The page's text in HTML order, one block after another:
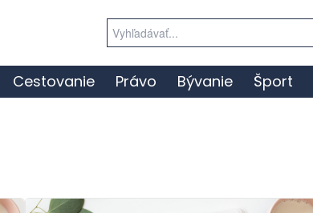
for:
Cestovanie Právo Bývanie Šport